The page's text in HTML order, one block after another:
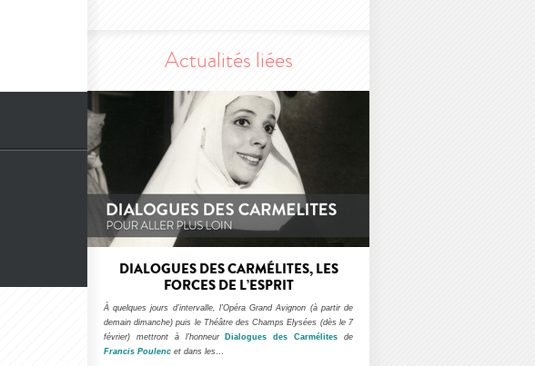
Actualités liées
DIALOGUES DES CARMÉLITES, LES
FORCES DE L’ESPRIT
À quelques jours d’intervalle, l’Opéra Grand Avignon (à partir de
demain dimanche) puis le Théâtre des Champs Elysées (dès le 7
février) mettront à l’honneur
Dialogues des Carmélites de
Francis Poulenc et dans les …